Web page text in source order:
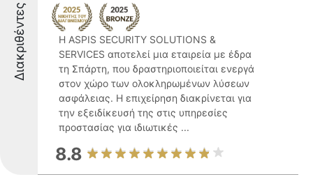
Διακριθέντες
Η ASPIS SECURITY SOLUTIONS &
SERVICES αποτελεί μια εταιρεία με έδρα
τη Σπάρτη, που δραστηριοποιείται ενεργά
στον χώρο των ολοκληρωμένων λύσεων
ασφάλειας. Η επιχείρηση διακρίνεται για
την εξειδίκευσή της στις υπηρεσίες
προστασίας για ιδιωτικές ...
8.8